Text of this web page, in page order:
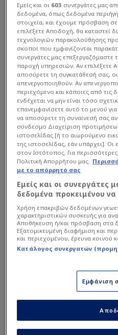
Εξετάζει τα
Βιγιαρεάλ
Ο 19χρονος εξτρέμ,
Εμείς και οι 603 συνεργάτες μας
δεδομένα, όπως δεδομένα
στοιχεία, και έχουμε πρόσβαση
επιλέξετε Αποδοχή, θα καταστεί
τεχνολογιών παρακολούθησης
σκοποί που εμφανίζονται
συνεργάτες μας
παροχή υπηρεσιών. Αν επιλέξετε
αποσύρετε τη συγκατάθεσή σας,
απενεργοποιηθούν. Αν
περιεχόμενο και κάποιες από τις
ενδέχεται να μην είναι τόσο
επανεμφανίσετε αυτό το μενού για
να αποσύρετε τη συναίνεσή σας
σύνδεσμο Διαχείριση
ιστοσελίδας [ή το αιωρούμενο
της ιστοσελίδας, εάν υπάρχει]. Οι
στον Ιστότοπος. Για
Πολιτική Απορρήτου μας.
με το απόρρητό σας
Εμείς και οι συνεργάτες
δεδομένα προκειμένου
Χρήση επακριβών δεδομένων
χαρακτηριστικών συσκευής για
Αποθήκευση ή/και πρόσβαση στα
Εξατομικευμένη διαφήμιση και
και περιεχομένου, έρευνα κοινού
Κατάλογος συνεργατών
Εμφάνιση